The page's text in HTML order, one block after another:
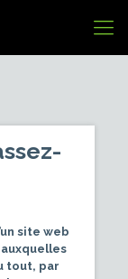
site web
tout, par